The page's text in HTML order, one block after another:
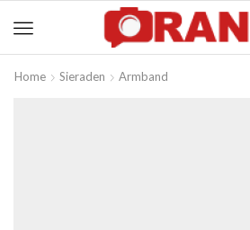
Home Sieraden Armband